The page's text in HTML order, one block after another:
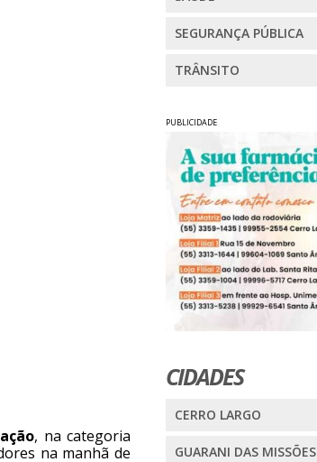
, na categoria
na manhã de
SEGURANÇA PÚBLICA
TRÂNSITO
PUBLICIDADE
CIDADES
CERRO LARGO
GUARANI DAS MISSÕES